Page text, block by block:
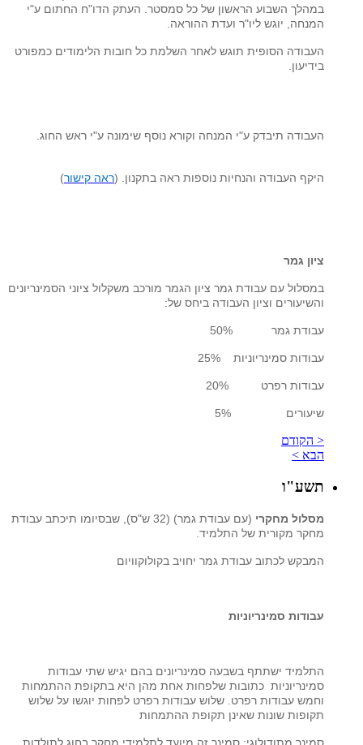
במהלך השבוע הראשון של כל סמסטר. העתק הדו"ח החתום ע"י
המנחה, יוגש ליו"ר ועדת ההוראה.
העבודה הסופית תוגש לאחר השלמת כל חובות הלימודים כמפורט
בידיעון.
העבודה תיבדק ע"י המנחה וקורא נוסף שימונה ע"י ראש החוג.
היקף העבודה והנחיות נוספות ראה בתקנון. (ראה קישור)
ציון גמר
במסלול עם עבודת גמר ציון הגמר מורכב משקלול ציוני הסמינריונים
והשיעורים וציון העבודה ביחס של:
עבודת גמר 50%
עבודות סמינריוניות 25%
עבודות רפרט 20%
שיעורים 5%
< הקודם
הבא >
תשע"ו
מסלול מחקרי
(עם עבודת גמר) (32 ש"ס), שבסיומו תיכתב עבודת
מחקר מקורית של התלמיד.
המבקש לכתוב עבודת גמר יחויב בקולוקוויום
עבודות סמינריוניות
התלמיד ישתתף בשבעה סמינריונים בהם יגיש שתי עבודות
סמינריוניות כתובות שלפחות אחת מהן היא בתקופת ההתמחות
וחמש עבודות רפרט. שלוש עבודות רפרט לפחות יוגשו על שלוש
תקופות שונות שאינן תקופת ההתמחות
סמינר מתודולוגי: סמינר זה מיועד לתלמידי מחקר בחוג לתולדות